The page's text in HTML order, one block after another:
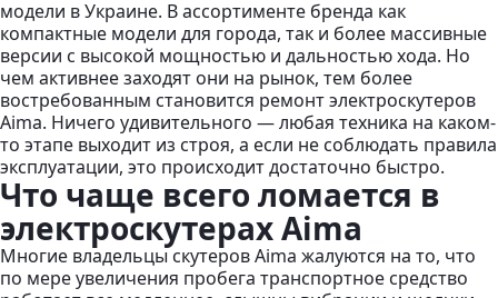
модели в Украине. В ассортименте бренда как
компактные модели для города, так и более массивные
версии с высокой мощностью и дальностью хода. Но
чем активнее заходят они на рынок, тем более
востребованным становится ремонт электроскутеров
Aima. Ничего удивительного — любая техника на каком-
то этапе выходит из строя, а если не соблюдать правила
эксплуатации, это происходит достаточно быстро.
Что чаще всего ломается в
электроскутерах Aima
Многие владельцы скутеров Aima жалуются на то, что
по мере увеличения пробега транспортное средство